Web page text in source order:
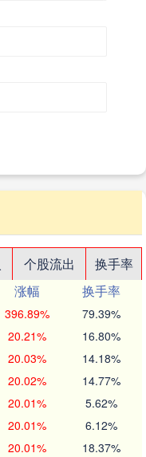
个股流出
换手率
涨幅
换手率
396.89% 79.39%
20.21% 16.80%
20.03% 14.18%
20.02% 14.77%
20.01% 5.62%
20.01% 6.12%
20.01% 18.37%